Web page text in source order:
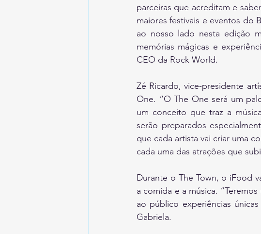
parceiras que acreditam e
maiores festivais e eventos do
ao nosso lado nesta edição
memórias mágicas e
CEO da Rock World.
Zé Ricardo, vice-presidente
One. “O The One será um
um conceito que traz a
serão preparados
que cada artista vai criar uma
cada uma das atrações que
Durante o The Town, o iFood
a comida e a música.
ao público experiências
Gabriela.